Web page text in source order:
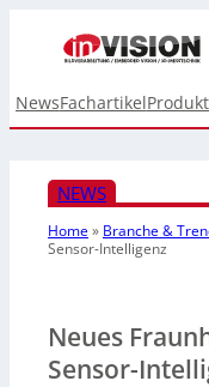
NewsFachartikel
NEWS
Home» Branche &
Sensor-Intelligenz
Neues
Sensor-